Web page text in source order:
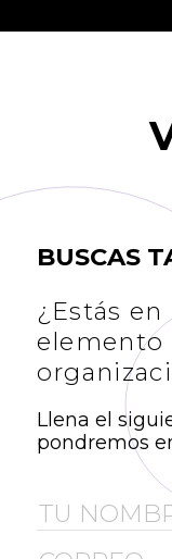
BUSCAS
¿Estás
elemento
Llena el
pondremos